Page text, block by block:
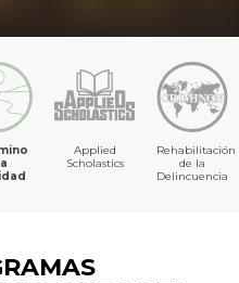
Applied
Scholastics
Rehabilitación
de la
Delincuencia